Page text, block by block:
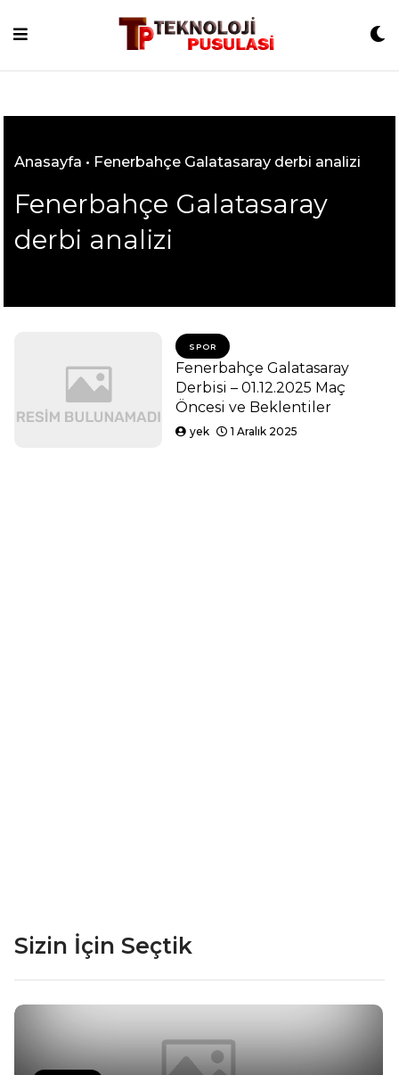
Anasayfa • Fenerbahçe Galatasaray derbi analizi
Fenerbahçe Galatasaray
derbi analizi
SPOR
Fenerbahçe Galatasaray
Derbisi – 01.12.2025 Maç
Öncesi ve Beklentiler
yek 1 Aralık 2025
Sizin İçin Seçtik